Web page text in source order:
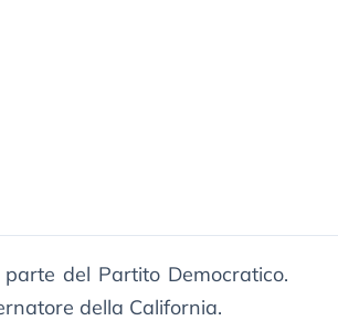
del Partito Democratico.
della California.